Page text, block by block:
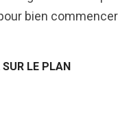
bien commencer
LE PLAN